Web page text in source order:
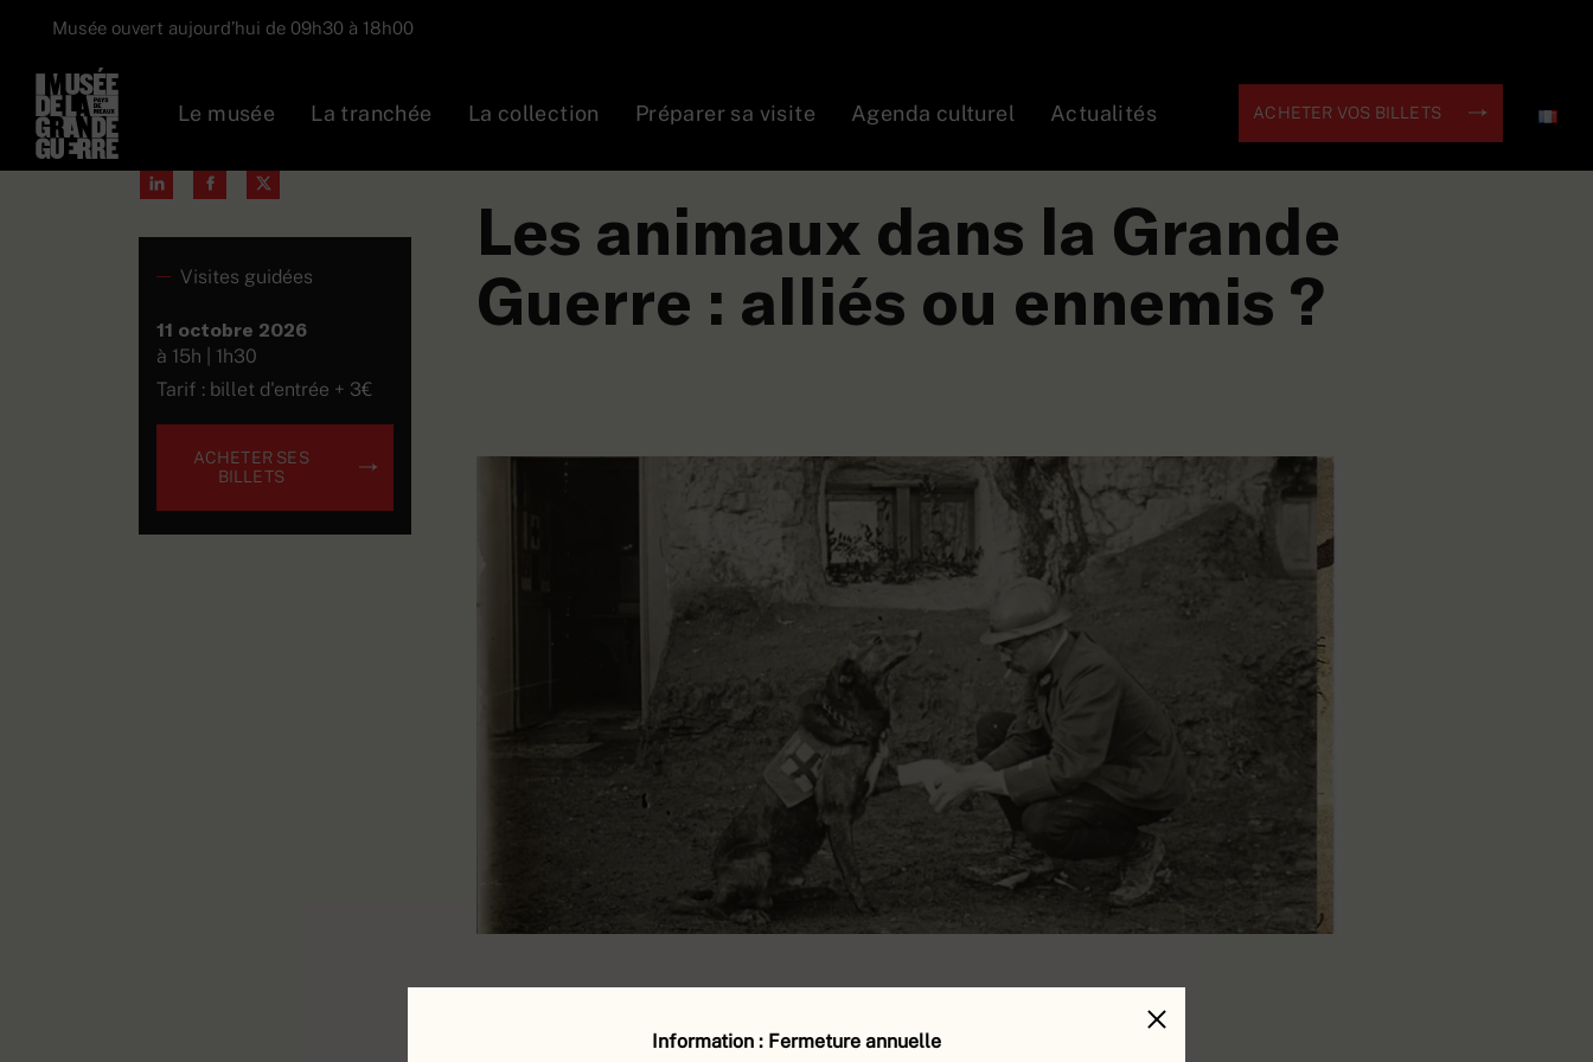
Information : Fermeture annuelle
Musée ouvert aujourd’hui de 09h30 à 18h00
Le musée La tranchée La collection Préparer sa visite Agenda culturel Actualités ACHETER VOS BILLETS
Visites guidées
11 octobre 2026
à 15h | 1h30
Tarif : billet d'entrée + 3€
ACHETER SES
BILLETS
Les animaux dans la Grande
Guerre : alliés ou ennemis ?